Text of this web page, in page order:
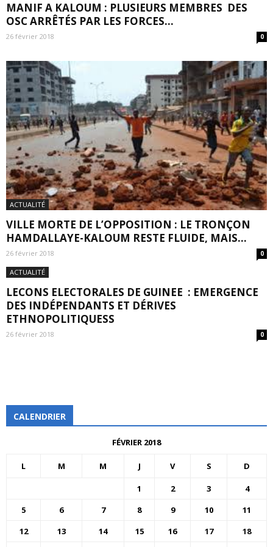
MANIF A KALOUM : PLUSIEURS MEMBRES DES
OSC ARRÊTÉS PAR LES FORCES...
26 février 2018 0
ACTUALITÉ
VILLE MORTE DE L’OPPOSITION : LE TRONÇON
HAMDALLAYE-KALOUM RESTE FLUIDE, MAIS...
26 février 2018 0
ACTUALITÉ
LECONS ELECTORALES DE GUINEE : EMERGENCE
DES INDÉPENDANTS ET DÉRIVES
ETHNOPOLITIQUESS
26 février 2018 0
CALENDRIER
FÉVRIER 2018
L M M J V S D
1 2 3
4
5
6 7 8 9 10
11
12
13 14 15 16 17 18